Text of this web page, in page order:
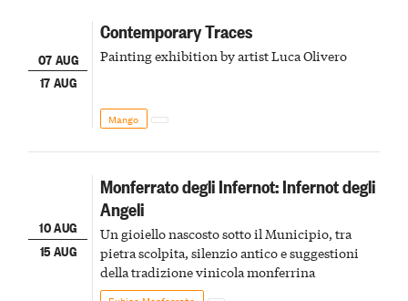
07 AUG
17 AUG
Contemporary Traces
Painting exhibition by artist Luca Olivero
Mango
10 AUG
15 AUG
Monferrato degli Infernot: Infernot degli
Angeli
Un gioiello nascosto sotto il Municipio, tra
pietra scolpita, silenzio antico e suggestioni
della tradizione vinicola monferrina